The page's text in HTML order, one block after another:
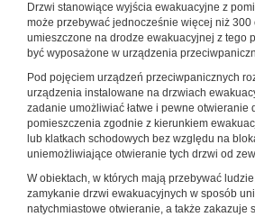
Drzwi stanowiące wyjścia ewakuacyjne z
może przebywać jednocześnie więcej niż 300
umieszczone na drodze ewakuacyjnej z tego
być wyposażone w urządzenia
Pod pojęciem urządzeń przeciwpanicznych
urządzenia instalowane na drzwiach
zadanie umożliwiać łatwe i pewne otwieranie
pomieszczenia zgodnie z kierunkiem
lub klatkach schodowych bez względu na
uniemożliwiające otwieranie tych drzwi od
W obiektach, w których mają przebywać
zamykanie drzwi ewakuacyjnych w sposób
natychmiastowe otwieranie, a także zakazuje